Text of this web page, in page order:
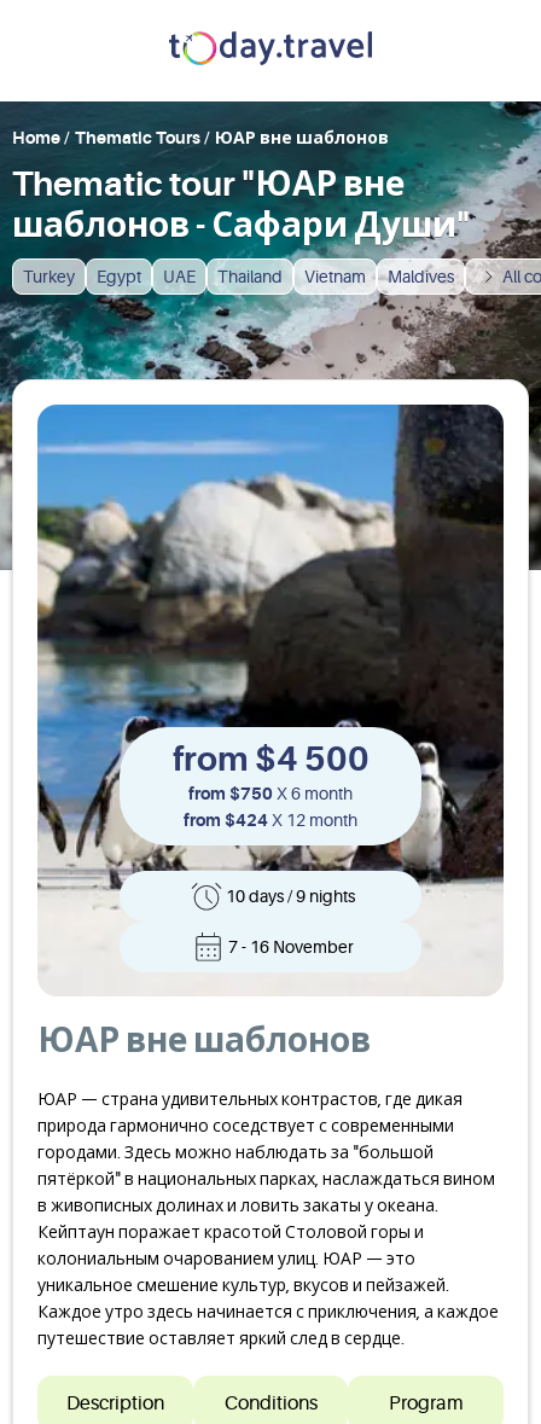
Turkey Egypt UAE Thailand Vietnam Maldives All
Home/ Thematic Tours/ ЮАР вне шаблонов
Thematic tour "ЮАР вне
шаблонов - Сафари Души"
from $4 500
from $750 X 6 month
from $424 X 12 month
10 days/9 nights
7 - 16 November
ЮАР вне шаблонов
ЮАР — страна удивительных контрастов, где дикая
природа гармонично соседствует с современными
городами. Здесь можно наблюдать за "большой
пятёркой" в национальных парках, наслаждаться вином
в живописных долинах и ловить закаты у океана.
Кейптаун поражает красотой Столовой горы и
колониальным очарованием улиц. ЮАР — это
уникальное смешение культур, вкусов и пейзажей.
Каждое утро здесь начинается с приключения, а каждое
путешествие оставляет яркий след в сердце.
Description Conditions Program